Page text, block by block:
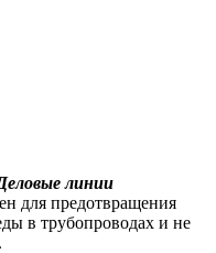
линии
для предотвращения
в трубопроводах и не